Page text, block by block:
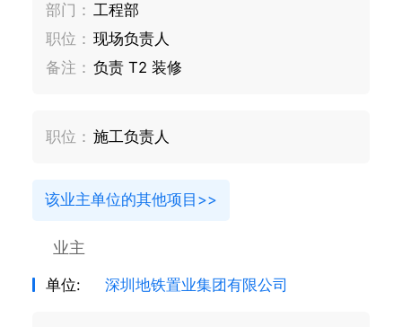
部门： 工程部
职位： 现场负责人
备注： 负责 T2 装修
职位： 施工负责人
该业主单位的其他项目>>
业主
单位: 深圳地铁置业集团有限公司